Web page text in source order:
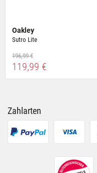
Oakley
Sutro Lite
196,99 €
119,99 €
Zahlarten